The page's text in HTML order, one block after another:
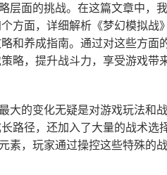
层面的挑战。在这篇文章中，
方面，详细解析《梦幻模拟战
和养成指南。通过对这些方面
略，提升战斗力，享受游戏带
大的变化无疑是对游戏玩法和
路径，还加入了大量的战术选
素，玩家通过操控这些特殊的